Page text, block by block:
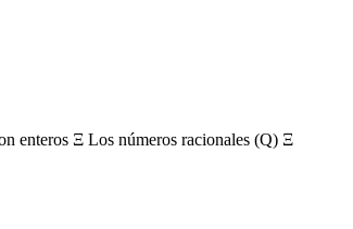
enteros Ξ Los números racionales (Q) Ξ